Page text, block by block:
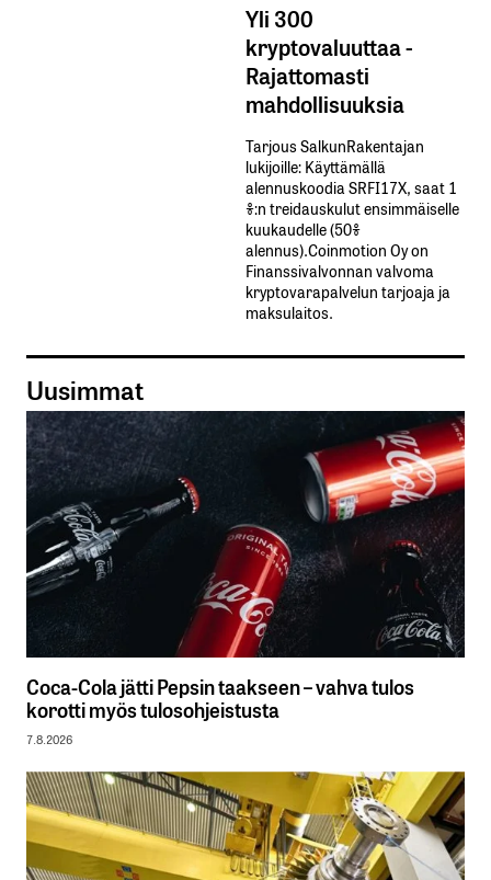
Yli 300
kryptovaluuttaa -
Rajattomasti
mahdollisuuksia
Tarjous SalkunRakentajan
lukijoille: Käyttämällä​ ​
alennuskoodia​ ​SRFI17X,​ ​saat​ ​1
%:n treidauskulut​ ​ensimmäiselle​ ​
kuukaudelle​ ​(50%​ ​
alennus).Coinmotion Oy on
Finanssivalvonnan valvoma
kryptovarapalvelun tarjoaja ja
maksulaitos.
Uusimmat
Coca-Cola jätti Pepsin taakseen – vahva tulos
korotti myös tulosohjeistusta
7.8.2026